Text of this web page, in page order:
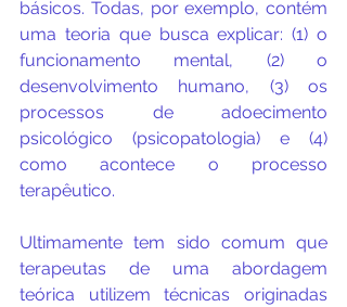
básicos. Todas, por exemplo, contém
uma teoria que busca explicar: (1) o
funcionamento mental, (2) o
desenvolvimento humano, (3) os
processos de adoecimento
psicológico (psicopatologia) e (4)
como acontece o processo
terapêutico.
Ultimamente tem sido comum que
terapeutas de uma abordagem
teórica utilizem técnicas originadas